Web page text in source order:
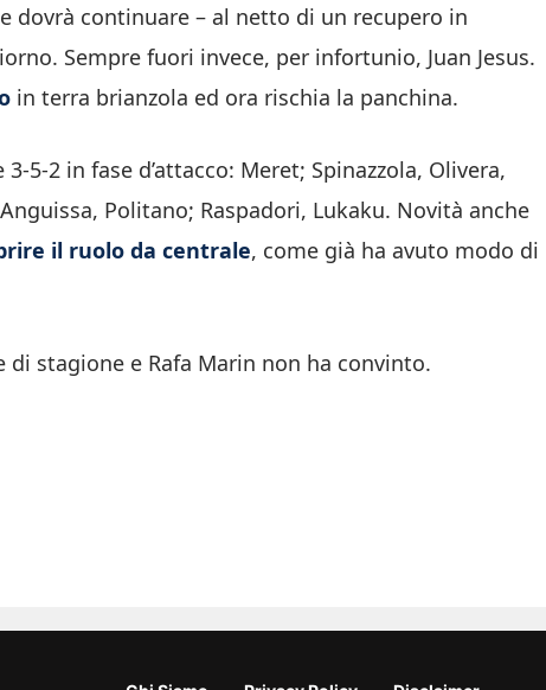
dovrà continuare – al netto di un recupero in
Sempre fuori invece, per infortunio, Juan Jesus.
in terra brianzola ed ora rischia la panchina.
5-2 in fase d’attacco: Meret; Spinazzola, Olivera,
Politano; Raspadori, Lukaku. Novità anche
il ruolo da centrale, come già ha avuto modo di
stagione e Rafa Marin non ha convinto.